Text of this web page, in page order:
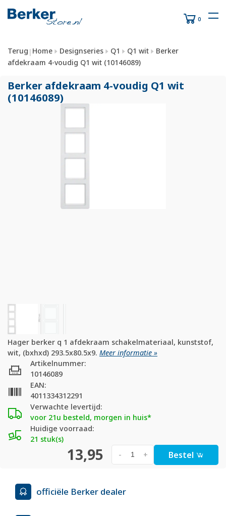
0
Terug | Home Designseries Q1 Q1 wit
Berker
afdekraam 4-voudig Q1 wit (10146089)
Berker afdekraam 4-voudig Q1 wit
(10146089)
Hager berker q 1 afdekraam schakelmateriaal, kunststof,
wit, (bxhxd) 293.5x80.5x9. Meer informatie »
Verwachte levertijd:
voor 21u besteld, morgen in huis*
Huidige voorraad:
21 stuk(s)
Artikelnummer:
10146089
EAN:
4011334312291
13,95 +
- Bestel
officiële Berker dealer